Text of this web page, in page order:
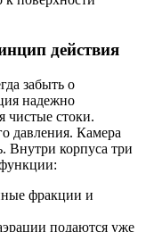
действия
забыть о
надежно
чистые стоки.
давления. Камера
Внутри корпуса три
фракции и
подаются уже